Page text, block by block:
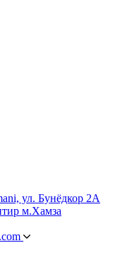
ул. Бунёдкор 2А
м.Хамза